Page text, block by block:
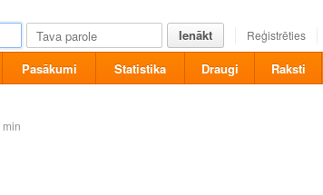
Ienākt Reģistrēties
Pasākumi Statistika Draugi Raksti